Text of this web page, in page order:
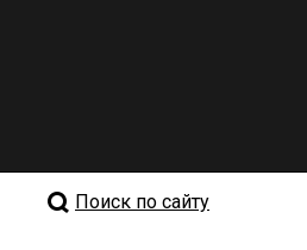
Поиск по сайту